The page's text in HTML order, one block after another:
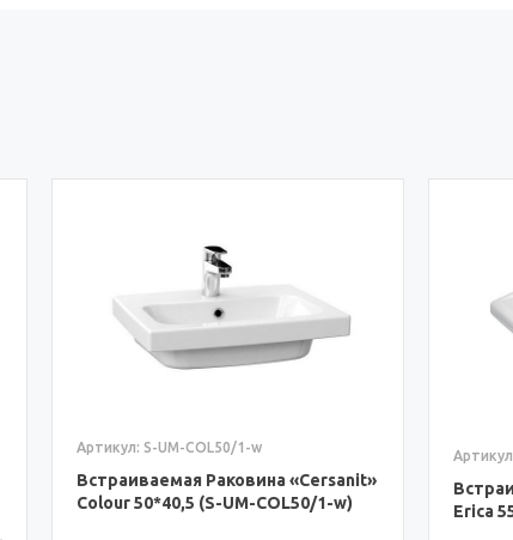
Артикул: S-UM-ERI55/1-w
Встраиваемая Раковина «Cersanit»
Erica 55*45,2 (S-UM-ERI55/1-w)
Erica